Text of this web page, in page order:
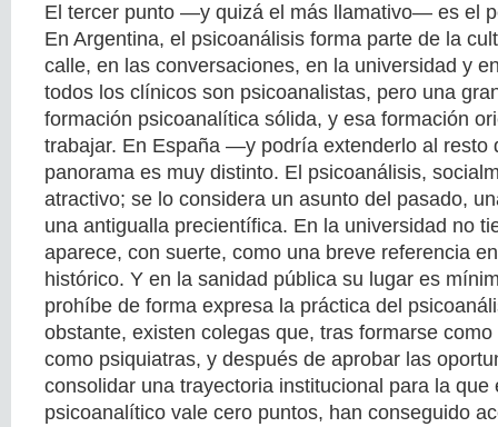
El tercer punto —y quizá el más llamativo— es el
En Argentina, el psicoanálisis forma parte de la
calle, en las conversaciones, en la universidad y
todos los clínicos son psicoanalistas, pero una
formación psicoanalítica sólida, y esa formación
trabajar. En España —y podría extenderlo al
panorama es muy distinto. El psicoanálisis,
atractivo; se lo considera un asunto del pasado,
una antigualla precientífica. En la universidad no
aparece, con suerte, como una breve referencia
histórico. Y en la sanidad pública su lugar es
prohíbe de forma expresa la práctica del
obstante, existen colegas que, tras formarse
como psiquiatras, y después de aprobar las
consolidar una trayectoria institucional para la que
psicoanalítico vale cero puntos, han conseguido